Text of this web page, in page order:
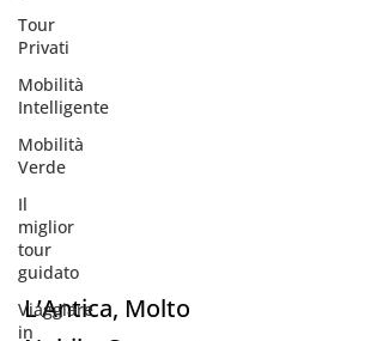
Tour
Privati
Mobilità
Intelligente
Mobilità
Verde
Il
miglior
tour
guidato
Viaggiare
in
Porto
L’Antica, Molto